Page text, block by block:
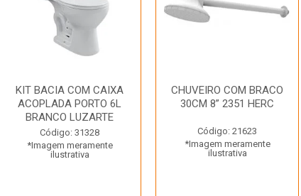
KIT BACIA COM CAIXA
ACOPLADA PORTO 6L
BRANCO LUZARTE
Código: 31328
*Imagem meramente
ilustrativa
CHUVEIRO COM BRACO
30CM 8” 2351 HERC
Código: 21623
*Imagem meramente
ilustrativa